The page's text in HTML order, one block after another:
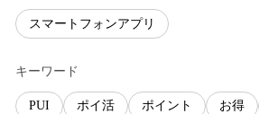
スマートフォンアプリ
キーワード
PUI ポイ活 ポイント お得